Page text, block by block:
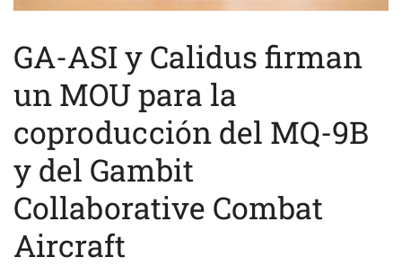
GA-ASI y Calidus firman
un MOU para la
coproducción del MQ-9B
y del Gambit
Collaborative Combat
Aircraft